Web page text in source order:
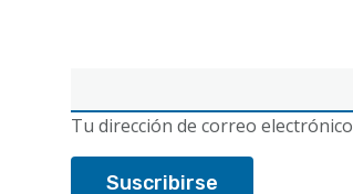
electrónico
Tu dirección de correo electrónico